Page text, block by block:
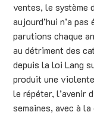
ventes, le système
aujourd’hui n’a
parutions chaque
au détriment des
depuis la loi Lang
produit une
le répéter, l’avenir
semaines, avec à